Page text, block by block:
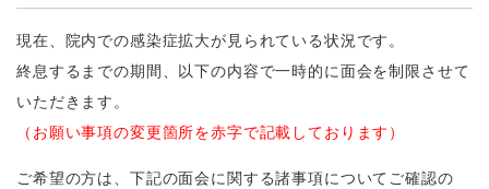
現在、院内での感染症拡大が見られている状況です。
終息するまでの期間、以下の内容で一時的に面会を制限させて
いただきます。
（お願い事項の変更箇所を赤字で記載しております）
ご希望の方は、下記の面会に関する諸事項についてご確認の